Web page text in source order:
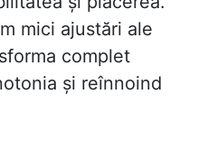
mici ajustări ale
complet
și reînnoind